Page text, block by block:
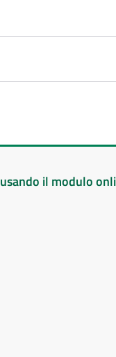
usando il modulo